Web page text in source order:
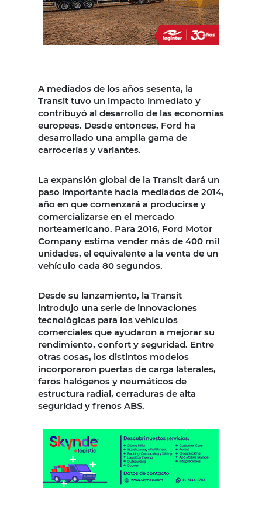
A mediados de los años sesenta, la
Transit tuvo un impacto inmediato y
contribuyó al desarrollo de las economías
europeas. Desde entonces, Ford ha
desarrollado una amplia gama de
carrocerías y variantes.
La expansión global de la Transit dará un
paso importante hacia mediados de 2014,
año en que comenzará a producirse y
comercializarse en el mercado
norteamericano. Para 2016, Ford Motor
Company estima vender más de 400 mil
unidades, el equivalente a la venta de un
vehículo cada 80 segundos.
Desde su lanzamiento, la Transit
introdujo una serie de innovaciones
tecnológicas para los vehículos
comerciales que ayudaron a mejorar su
rendimiento, confort y seguridad. Entre
otras cosas, los distintos modelos
incorporaron puertas de carga laterales,
faros halógenos y neumáticos de
estructura radial, cerraduras de alta
seguridad y frenos ABS.